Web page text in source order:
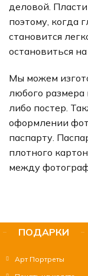
деловой.
поэтому, когда
становится
остановиться
Мы можем
любого
либо постер.
оформлении
паспарту.
плотного
между
ПОДАРКИ
Арт Портреты